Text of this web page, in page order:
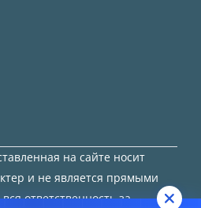
на сайте носит
и не является прямыми
ответственность за